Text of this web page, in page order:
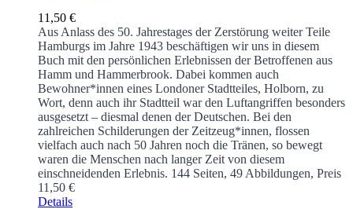
11,50 €
Aus Anlass des 50. Jahrestages der Zerstörung weiter Teile
Hamburgs im Jahre 1943 beschäftigen wir uns in diesem
Buch mit den persönlichen Erlebnissen der Betroffenen aus
Hamm und Hammerbrook. Dabei kommen auch
Bewohner*innen eines Londoner Stadtteiles, Holborn, zu
Wort, denn auch ihr Stadtteil war den Luftangriffen besonders
ausgesetzt – diesmal denen der Deutschen. Bei den
zahlreichen Schilderungen der Zeitzeug*innen, flossen
vielfach auch nach 50 Jahren noch die Tränen, so bewegt
waren die Menschen nach langer Zeit von diesem
einschneidenden Erlebnis. 144 Seiten, 49 Abbildungen, Preis
11,50 €
Details